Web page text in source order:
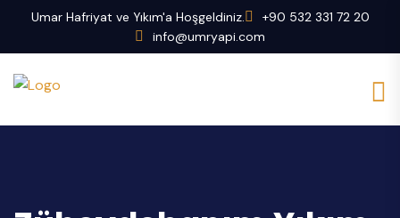
Umar Hafriyat ve Yıkım'a Hoşgeldiniz.
+90 532 331 72 20
info@umryapi.com